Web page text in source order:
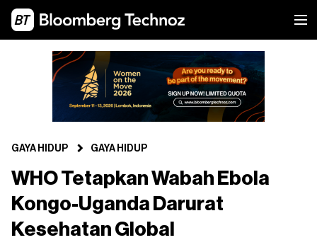
GAYA HIDUP GAYA HIDUP
WHO Tetapkan Wabah Ebola
Kongo-Uganda Darurat
Kesehatan Global